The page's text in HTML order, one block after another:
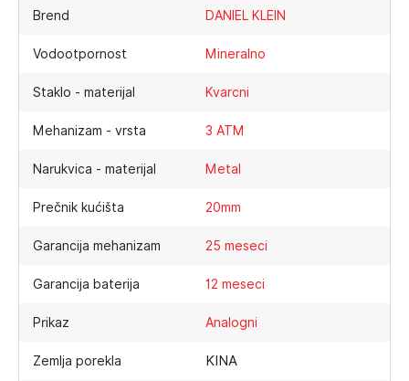
Brend DANIEL KLEIN
Vodootpornost Mineralno
Staklo - materijal Kvarcni
Mehanizam - vrsta 3 ATM
Narukvica - materijal Metal
Prečnik kućišta 20mm
Garancija mehanizam 25 meseci
Garancija baterija 12 meseci
Prikaz Analogni
Zemlja porekla KINA